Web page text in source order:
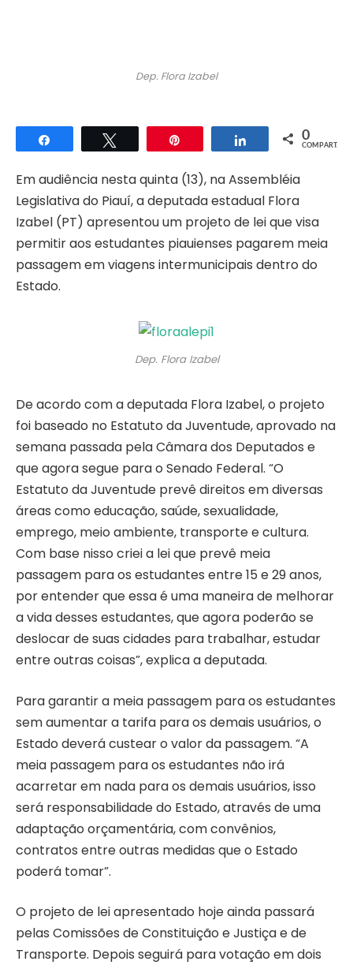
Dep. Flora Izabel
Compartilhar Compartilhar
0
COMPART.
Em audiência nesta quinta (13), na Assembléia
Legislativa do Piauí, a deputada estadual Flora
Izabel (PT) apresentou um projeto de lei que visa
permitir aos estudantes piauienses pagarem meia
passagem em viagens intermunicipais dentro do
Estado.
Dep. Flora Izabel
De acordo com a deputada Flora Izabel, o projeto
foi baseado no Estatuto da Juventude, aprovado na
semana passada pela Câmara dos Deputados e
que agora segue para o Senado Federal. “O
Estatuto da Juventude prevê direitos em diversas
áreas como educação, saúde, sexualidade,
emprego, meio ambiente, transporte e cultura.
Com base nisso criei a lei que prevê meia
passagem para os estudantes entre 15 e 29 anos,
por entender que essa é uma maneira de melhorar
a vida desses estudantes, que agora poderão se
deslocar de suas cidades para trabalhar, estudar
entre outras coisas”, explica a deputada.
Para garantir a meia passagem para os estudantes
sem aumentar a tarifa para os demais usuários, o
Estado deverá custear o valor da passagem. “A
meia passagem para os estudantes não irá
acarretar em nada para os demais usuários, isso
será responsabilidade do Estado, através de uma
adaptação orçamentária, com convênios,
contratos entre outras medidas que o Estado
poderá tomar”.
O projeto de lei apresentado hoje ainda passará
pelas Comissões de Constituição e Justiça e de
Transporte. Depois seguirá para votação em dois